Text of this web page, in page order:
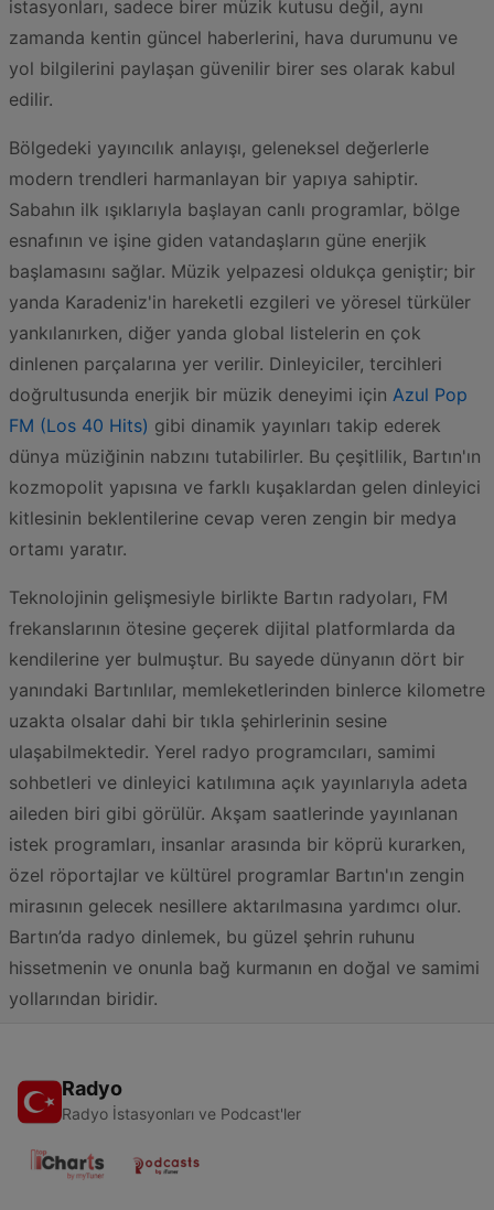
istasyonları, sadece birer müzik kutusu değil, aynı
zamanda kentin güncel haberlerini, hava durumunu ve
yol bilgilerini paylaşan güvenilir birer ses olarak kabul
edilir.
Bölgedeki yayıncılık anlayışı, geleneksel değerlerle
modern trendleri harmanlayan bir yapıya sahiptir.
Sabahın ilk ışıklarıyla başlayan canlı programlar, bölge
esnafının ve işine giden vatandaşların güne enerjik
başlamasını sağlar. Müzik yelpazesi oldukça geniştir; bir
yanda Karadeniz'in hareketli ezgileri ve yöresel türküler
yankılanırken, diğer yanda global listelerin en çok
dinlenen parçalarına yer verilir. Dinleyiciler, tercihleri
doğrultusunda enerjik bir müzik deneyimi için Azul Pop
FM (Los 40 Hits) gibi dinamik yayınları takip ederek
dünya müziğinin nabzını tutabilirler. Bu çeşitlilik, Bartın'ın
kozmopolit yapısına ve farklı kuşaklardan gelen dinleyici
kitlesinin beklentilerine cevap veren zengin bir medya
ortamı yaratır.
Teknolojinin gelişmesiyle birlikte Bartın radyoları, FM
frekanslarının ötesine geçerek dijital platformlarda da
kendilerine yer bulmuştur. Bu sayede dünyanın dört bir
yanındaki Bartınlılar, memleketlerinden binlerce kilometre
uzakta olsalar dahi bir tıkla şehirlerinin sesine
ulaşabilmektedir. Yerel radyo programcıları, samimi
sohbetleri ve dinleyici katılımına açık yayınlarıyla adeta
aileden biri gibi görülür. Akşam saatlerinde yayınlanan
istek programları, insanlar arasında bir köprü kurarken,
özel röportajlar ve kültürel programlar Bartın'ın zengin
mirasının gelecek nesillere aktarılmasına yardımcı olur.
Bartın’da radyo dinlemek, bu güzel şehrin ruhunu
hissetmenin ve onunla bağ kurmanın en doğal ve samimi
yollarından biridir.
Radyo
Radyo İstasyonları ve Podcast'ler